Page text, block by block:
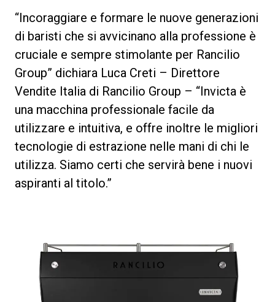
“Incoraggiare e formare le nuove generazioni
di baristi che si avvicinano alla professione è
cruciale e sempre stimolante per Rancilio
Group” dichiara Luca Creti – Direttore
Vendite Italia di Rancilio Group – “Invicta è
una macchina professionale facile da
utilizzare e intuitiva, e offre inoltre le migliori
tecnologie di estrazione nelle mani di chi le
utilizza. Siamo certi che servirà bene i nuovi
aspiranti al titolo.”
Privacy Policy